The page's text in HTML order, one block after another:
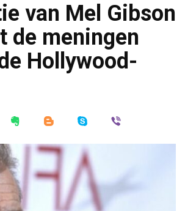
van Mel Gibson
de meningen
Hollywood-